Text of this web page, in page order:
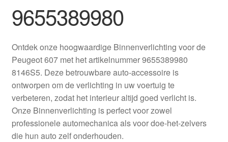
Betalingen
Contact
Kassa
Klachten
Klachtenprocedure
9655389980
Ontdek onze hoogwaardige Binnenverlichting voor de
Peugeot 607 met het artikelnummer 9655389980
8146S5. Deze betrouwbare auto-accessoire is
ontworpen om de verlichting in uw voertuig te
verbeteren, zodat het interieur altijd goed verlicht is.
Onze Binnenverlichting is perfect voor zowel
professionele automechanica als voor doe-het-zelvers
die hun auto zelf onderhouden.